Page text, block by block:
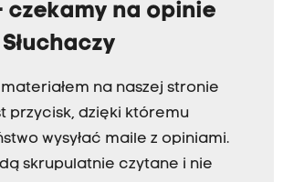
czekamy na opinie
na naszej stronie
przycisk, dzięki któremu
wysyłać maile z opiniami.
skrupulatnie czytane i nie